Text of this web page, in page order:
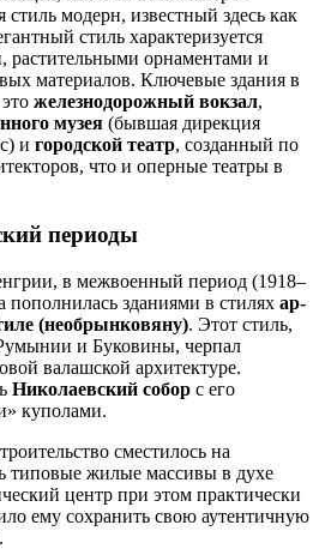
модерн, известный здесь как
стиль характеризуется
орнаментами и
материалов. Ключевые здания в
железнодорожный вокзал,
музея (бывшая дирекция
и городской театр, созданный по
что и оперные театры в
периоды
в межвоенный период (1918–
пополнилась зданиями в стилях ар-
(необрынковяну). Этот стиль,
и Буковины, черпал
валашской архитектуре.
Николаевский собор с его
куполами.
сместилось на
типовые жилые массивы в духе
центр при этом практически
ему сохранить свою аутентичную